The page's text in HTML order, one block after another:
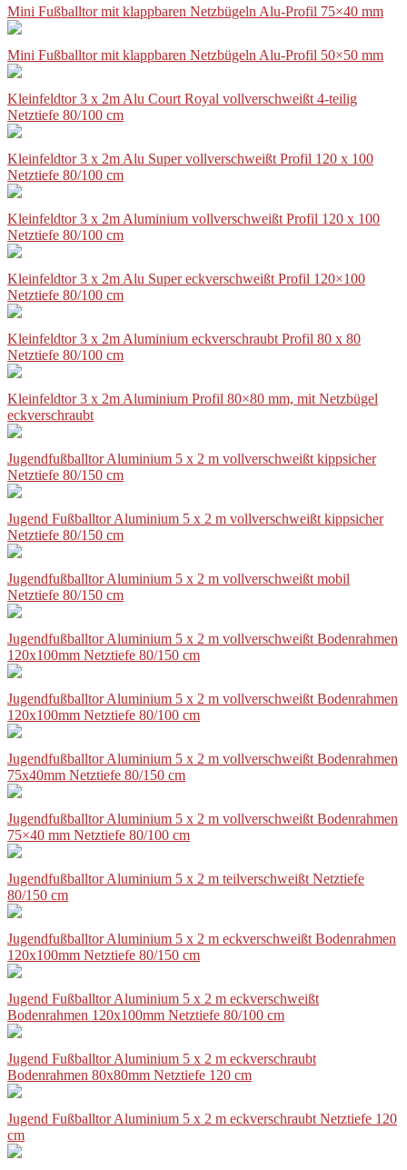
Mini Fußballtor mit klappbaren Netzbügeln Alu-Profil 75×40 mm
Mini Fußballtor mit klappbaren Netzbügeln Alu-Profil 50×50 mm
Kleinfeldtor 3 x 2m Alu Court Royal vollverschweißt 4-teilig
Netztiefe 80/100 cm
Kleinfeldtor 3 x 2m Alu Super vollverschweißt Profil 120 x 100
Netztiefe 80/100 cm
Kleinfeldtor 3 x 2m Aluminium vollverschweißt Profil 120 x 100
Netztiefe 80/100 cm
Kleinfeldtor 3 x 2m Alu Super eckverschweißt Profil 120×100
Netztiefe 80/100 cm
Kleinfeldtor 3 x 2m Aluminium eckverschraubt Profil 80 x 80
Netztiefe 80/100 cm
Kleinfeldtor 3 x 2m Aluminium Profil 80×80 mm, mit Netzbügel
eckverschraubt
Jugendfußballtor Aluminium 5 x 2 m vollverschweißt kippsicher
Netztiefe 80/150 cm
Jugend Fußballtor Aluminium 5 x 2 m vollverschweißt kippsicher
Netztiefe 80/150 cm
Jugendfußballtor Aluminium 5 x 2 m vollverschweißt mobil
Netztiefe 80/150 cm
Jugendfußballtor Aluminium 5 x 2 m vollverschweißt Bodenrahmen
120x100mm Netztiefe 80/150 cm
Jugendfußballtor Aluminium 5 x 2 m vollverschweißt Bodenrahmen
120x100mm Netztiefe 80/100 cm
Jugendfußballtor Aluminium 5 x 2 m vollverschweißt Bodenrahmen
75x40mm Netztiefe 80/150 cm
Jugendfußballtor Aluminium 5 x 2 m vollverschweißt Bodenrahmen
75×40 mm Netztiefe 80/100 cm
Jugendfußballtor Aluminium 5 x 2 m teilverschweißt Netztiefe
80/150 cm
Jugendfußballtor Aluminium 5 x 2 m eckverschweißt Bodenrahmen
120x100mm Netztiefe 80/150 cm
Jugend Fußballtor Aluminium 5 x 2 m eckverschweißt
Bodenrahmen 120x100mm Netztiefe 80/100 cm
Jugend Fußballtor Aluminium 5 x 2 m eckverschraubt
Bodenrahmen 80x80mm Netztiefe 120 cm
Jugend Fußballtor Aluminium 5 x 2 m eckverschraubt Netztiefe 120
cm